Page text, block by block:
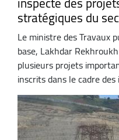
stratégiques du
Le ministre des Travaux
base, Lakhdar
plusieurs projets
inscrits dans le cadre